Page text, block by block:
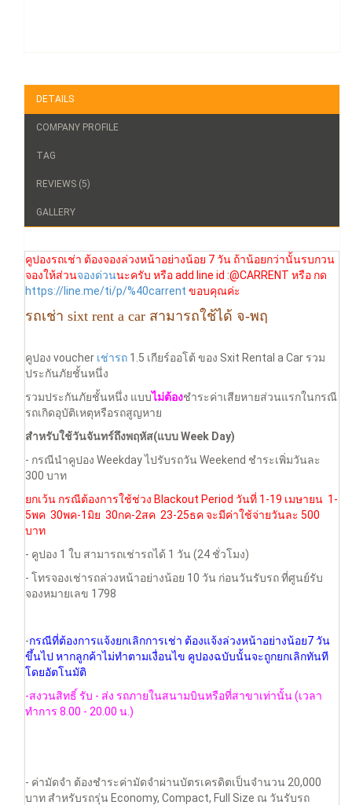
DETAILS
COMPANY PROFILE
TAG
REVIEWS (5)
GALLERY
คูปองรถเช่า ต้องจองล่วงหน้าอย่างน้อย 7 วัน ถ้าน้อยกว่านั้นรบกวน
จองให้ส่วนจองด่วนนะครับ หรือ add line id :@CARRENT หรือ กด
https://line.me/ti/p/%40carrent ขอบคุณค่ะ
รถเช่า sixt rent a car สามารถใช้ได้ จ-พฤ
คูปอง voucher เช่ารถ 1.5 เกียร์ออโต้ ของ Sxit Rental a Car รวม
ประกันภัยชั้นหนึ่ง
รวมประกันภัยชั้นหนึ่ง แบบไม่ต้องชำระค่าเสียหายส่วนแรกในกรณี
รถเกิดอุบัติเหตุหรือรถสูญหาย
สำหรับใช้วันจันทร์ถึงพฤหัส(แบบ Week Day)
- กรณีนำคูปอง Weekday ไปรับรถวัน Weekend ชำระเพิ่มวันละ
300 บาท
ยกเว้น กรณีต้องการใช้ช่วง Blackout Period วันที่ 1-19 เมษายน 1-
5พค 30พค-1มิย 30กค-2สค 23-25ธคจะมีค่าใช้จ่ายวันละ 500
บาท
- คูปอง 1 ใบ สามารถเช่ารถได้ 1 วัน (24 ชั่วโมง)
- โทรจองเช่ารถล่วงหน้าอย่างน้อย 10 วัน ก่อนวันรับรถ ที่ศูนย์รับ
จองหมายเลข 1798
-กรณีที่ต้องการแจ้งยกเลิกการเช่า ต้องแจ้งล่วงหน้าอย่างน้อย7 วัน
ขึ้นไป หากลูกค้าไม่ทำตามเงื่อนไข คูปองฉบับนั้นจะถูกยกเลิกทันที
โดยอัตโนมัติ
-สงวนสิทธิ์ รับ - ส่ง รถภายในสนามบินหรือที่สาขาเท่านั้น (เวลา
ทำการ 8.00 - 20.00 น.)
- ค่ามัดจำ ต้องชำระค่ามัดจำผ่านบัตรเครดิตเป็นจำนวน 20,000
บาท สำหรับรถรุ่น Economy, Compact, Full Size ณ วันรับรถ